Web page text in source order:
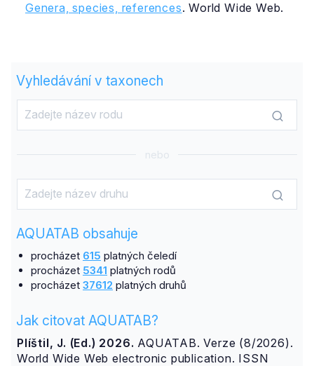
Genera, species, references. World Wide Web.
Vyhledávání v taxonech
nebo
AQUATAB obsahuje
procházet 615 platných čeledí
procházet 5341 platných rodů
procházet 37612 platných druhů
Jak citovat AQUATAB?
Plíštil, J. (Ed.) 2026. AQUATAB. Verze (8/2026).
World Wide Web electronic publication. ISSN